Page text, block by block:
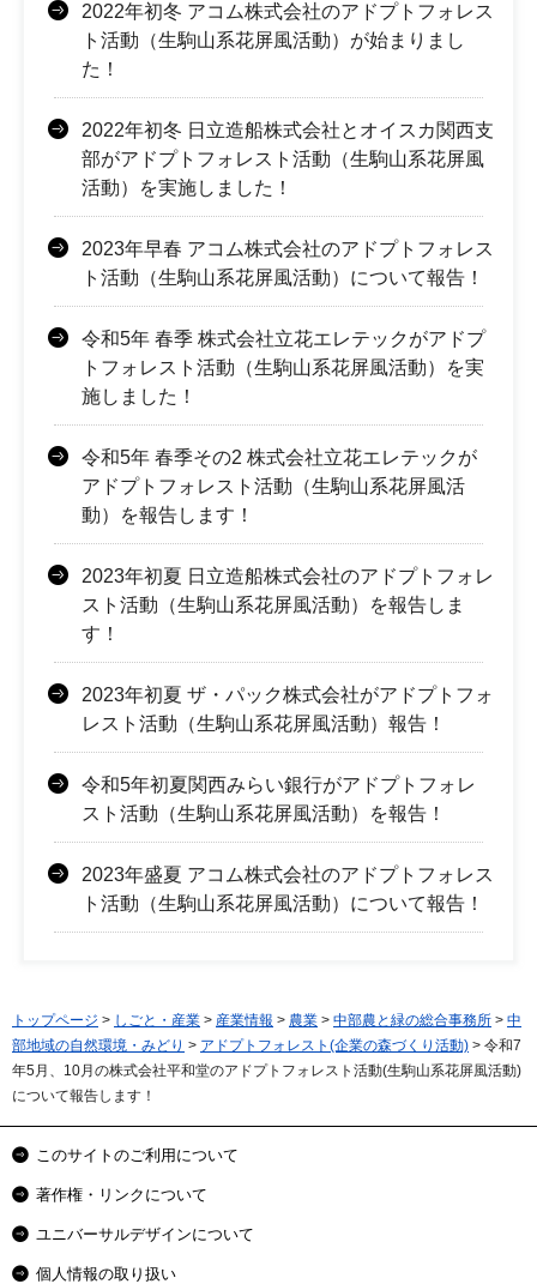
2022年初冬 アコム株式会社のアドプトフォレス
ト活動（生駒山系花屏風活動）が始まりまし
た！
2022年初冬 日立造船株式会社とオイスカ関西支
部がアドプトフォレスト活動（生駒山系花屏風
活動）を実施しました！
2023年早春 アコム株式会社のアドプトフォレス
ト活動（生駒山系花屏風活動）について報告！
令和5年 春季 株式会社立花エレテックがアドプ
トフォレスト活動（生駒山系花屏風活動）を実
施しました！
令和5年 春季その2 株式会社立花エレテックが
アドプトフォレスト活動（生駒山系花屏風活
動）を報告します！
2023年初夏 日立造船株式会社のアドプトフォレ
スト活動（生駒山系花屏風活動）を報告しま
す！
2023年初夏 ザ・パック株式会社がアドプトフォ
レスト活動（生駒山系花屏風活動）報告！
令和5年初夏関西みらい銀行がアドプトフォレ
スト活動（生駒山系花屏風活動）を報告！
2023年盛夏 アコム株式会社のアドプトフォレス
ト活動（生駒山系花屏風活動）について報告！
トップページ > しごと・産業 > 産業情報 > 農業 > 中部農と緑の総合事務所 > 中
部地域の自然環境・みどり > アドプトフォレスト(企業の森づくり活動) > 令和7
年5月、10月の株式会社平和堂のアドプトフォレスト活動(生駒山系花屏風活動)
について報告します！
このサイトのご利用について
著作権・リンクについて
ユニバーサルデザインについて
個人情報の取り扱い